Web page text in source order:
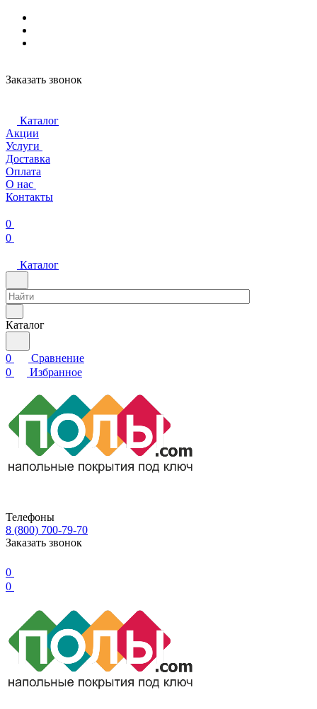
Заказать звонок
Каталог
Акции
Услуги
Доставка
Оплата
О нас
Контакты
0
0
Каталог
Каталог
0
Сравнение
0
Избранное
Телефоны
8 (800) 700-79-70
Заказать звонок
0
0